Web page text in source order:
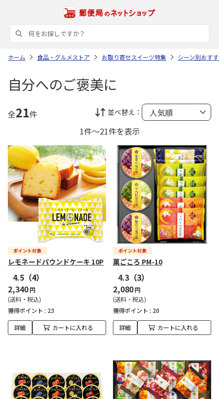
ホーム 食品・グルメストア お取り寄せスイーツ特集 シーン別おす
自分へのご褒美に
全21件 並べ替え：
1件～21件を表示
レモネードパウンドケーキ 10P
4.5 （4）
2,340円
(送料・税込)
獲得ポイント : 23
詳細 カートに入れる
菓ごころ PM-10
4.3 （3）
2,080円
(送料・税込)
獲得ポイント : 20
詳細 カートに入れる